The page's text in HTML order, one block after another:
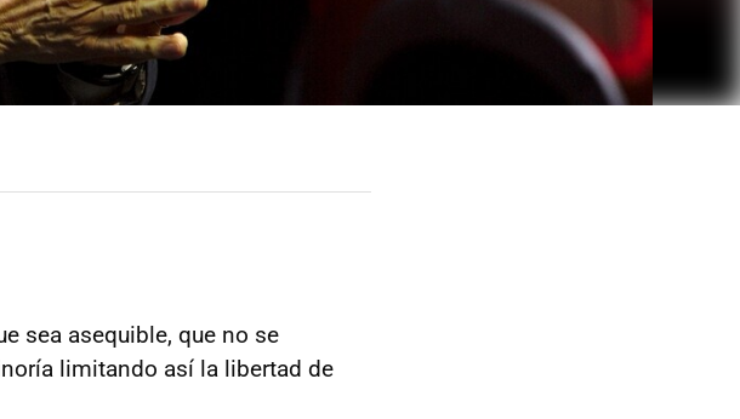
sea asequible, que no se
limitando así la libertad de